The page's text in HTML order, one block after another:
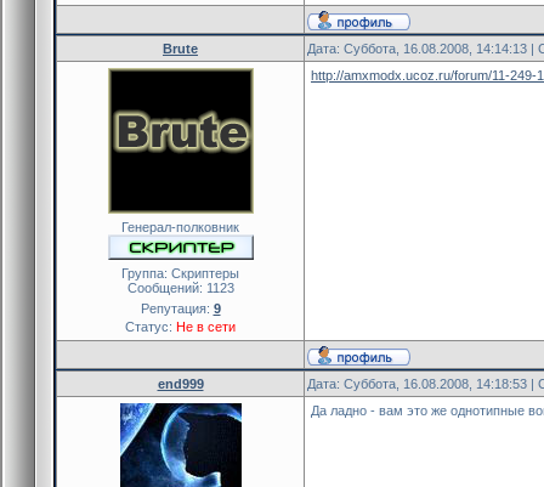
Brute Дата: Суббота, 16.08.2008, 14:14:13
Генерал-полковник
Группа: Скриптеры
Сообщений: 1123
Репутация: 9
Статус: Не в сети
http://amxmodx.ucoz.ru/forum/11-249-1
end999 Дата: Суббота, 16.08.2008, 14:18:53
Да ладно - вам это же однотипные